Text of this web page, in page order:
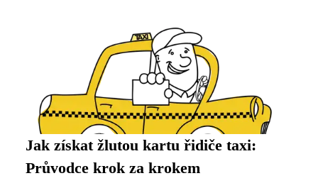
Jak získat žlutou kartu řidiče taxi:
Průvodce krok za krokem